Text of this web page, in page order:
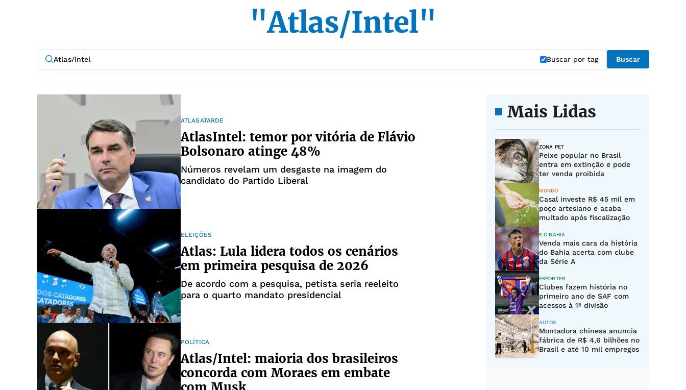
"Atlas/Intel"
Buscar por tag Buscar
ATLASATARDE
AtlasIntel: temor por vitória de Flávio
Bolsonaro atinge 48%
Números revelam um desgaste na imagem do
candidato do Partido Liberal
ELEIÇÕES
Atlas: Lula lidera todos os cenários
em primeira pesquisa de 2026
De acordo com a pesquisa, petista seria reeleito
para o quarto mandato presidencial
POLÍTICA
Atlas/Intel: maioria dos brasileiros
concorda com Moraes em embate
Mais Lidas
ZONA PET
Peixe popular no Brasil
entra em extinção e pode
ter venda proibida
MUNDO
Casal investe R$ 45 mil em
poço artesiano e acaba
multado após fiscalização
E.C.BAHIA
Venda mais cara da história
do Bahia acerta com clube
da Série A
ESPORTES
Clubes fazem história no
primeiro ano de SAF com
acessos à 1ª divisão
AUTOS
Montadora chinesa anuncia
fábrica de R$ 4,6 bilhões no
Brasil e até 10 mil empregos